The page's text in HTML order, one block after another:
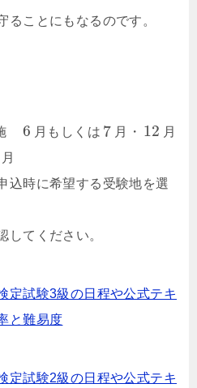
ることにもなるのです。
6 月もしくは 7 月・ 12 月
月
込時に希望する受験地を選
てください。
定試験3級の日程や公式テキ
と難易度
定試験2級の日程や公式テキ